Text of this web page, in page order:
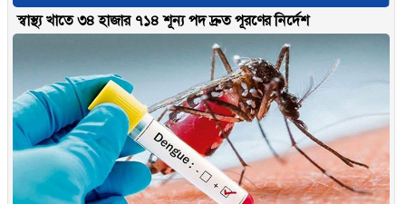
স্বাস্থ্য খাতে ৩৪ হাজার ৭১৪ শূন্য পদ দ্রুত পূরণের নির্দেশ